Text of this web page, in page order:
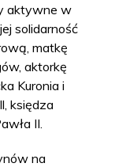
aktywne w
solidarność
matkę
aktorkę
Kuronia i
księdza
II.
na